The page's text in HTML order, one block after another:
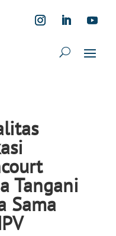
Tangani
Sama